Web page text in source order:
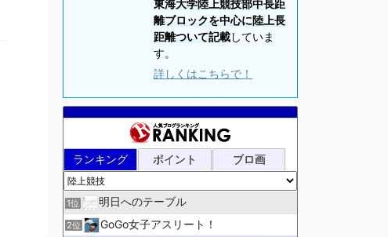
東海大学陸上競技部中長距
離ブロックを中心に陸上長
距離ついて記載していま
す。
詳しくはこちらで！
ランキング ポイント ブロ画
1位 明日へのテーブル
2位 GoGo女子アスリート！